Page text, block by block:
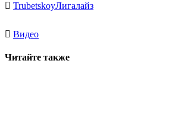
TrubetskoyЛигалайз
Видео
Читайте также